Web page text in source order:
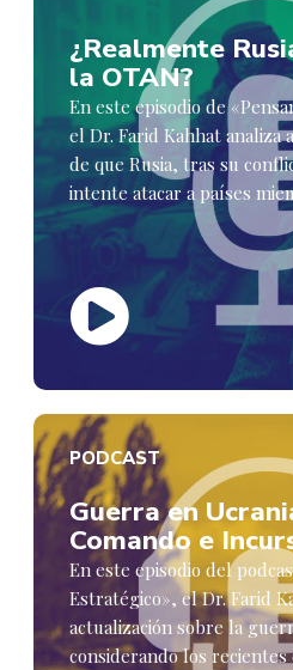
¿Realmente
la OTAN?
En este episodio de
el Dr. Farid Kahhat analiza
de que Rusia, tras su
intente atacar a países
PODCAST
Guerra en
Comando e
En este episodio del
Estratégico», el Dr. Farid
actualización sobre la
considerando los recientes